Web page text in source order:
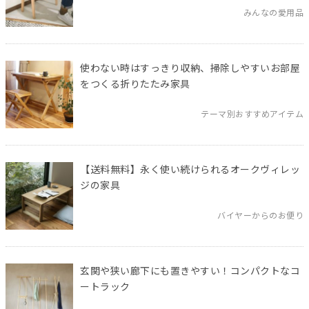
みんなの愛用品
使わない時はすっきり収納、掃除しやすいお部屋
をつくる折りたたみ家具
テーマ別おすすめアイテム
【送料無料】永く使い続けられるオークヴィレッ
ジの家具
バイヤーからのお便り
玄関や狭い廊下にも置きやすい！コンパクトなコ
ートラック